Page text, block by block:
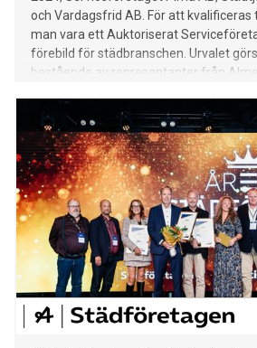
och Vardagsfrid AB. För att kvalificeras
man vara ett Auktoriserat
förebild för städbranschen. Urvalet
bestående av representanter från
Städbranschdagen, den 8 oktober.